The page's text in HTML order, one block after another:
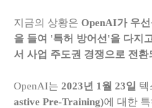
지금의 상황은 OpenAI가 우
을 들여 '특허 방어선'을 다지
서 사업 주도권 경쟁으로 전환
OpenAI는 2023년 1월 23일 텍
astive Pre-Training)에 대한